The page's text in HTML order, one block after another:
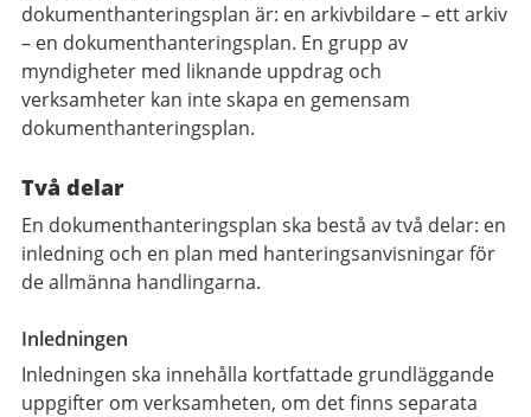
dokumenthanteringsplan är: en arkivbildare – ett arkiv
– en dokumenthanteringsplan. En grupp av
myndigheter med liknande uppdrag och
verksamheter kan inte skapa en gemensam
dokumenthanteringsplan.
Två delar
En dokumenthanteringsplan ska bestå av två delar: en
inledning och en plan med hanteringsanvisningar för
de allmänna handlingarna.
Inledningen
Inledningen ska innehålla kortfattade grundläggande
uppgifter om verksamheten, om det finns separata